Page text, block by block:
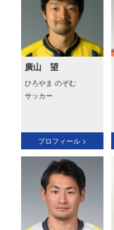
廣山 望
ひろやま のぞむ
サッカー
プロフィール >